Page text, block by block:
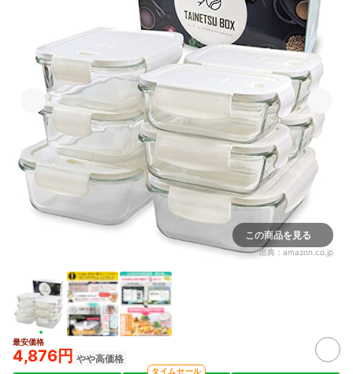
この商品を見る
出典： amazon.co.jp
最安価格
4,876円 やや高価格
タイムセール